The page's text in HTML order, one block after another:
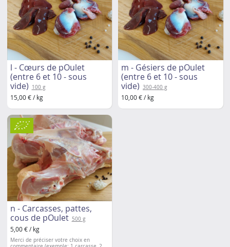
l - Cœurs de pOulet
(entre 6 et 10 - sous
vide)
100 g
15,00 € / kg
m - Gésiers de pOulet
(entre 6 et 10 - sous
vide) 300-400 g
10,00 € / kg
n - Carcasses, pattes,
cous de pOulet 500 g
5,00 € / kg
Merci de préciser votre choix en